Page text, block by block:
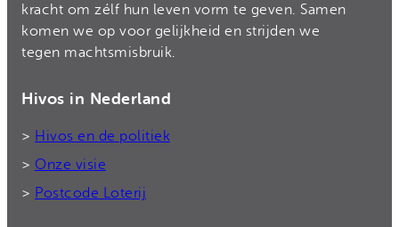
kracht om zélf hun leven vorm te geven. Samen
komen we op voor gelijkheid en strijden we
tegen machtsmisbruik.
Hivos in Nederland
> Hivos en de politiek
> Onze visie
> Postcode Loterij